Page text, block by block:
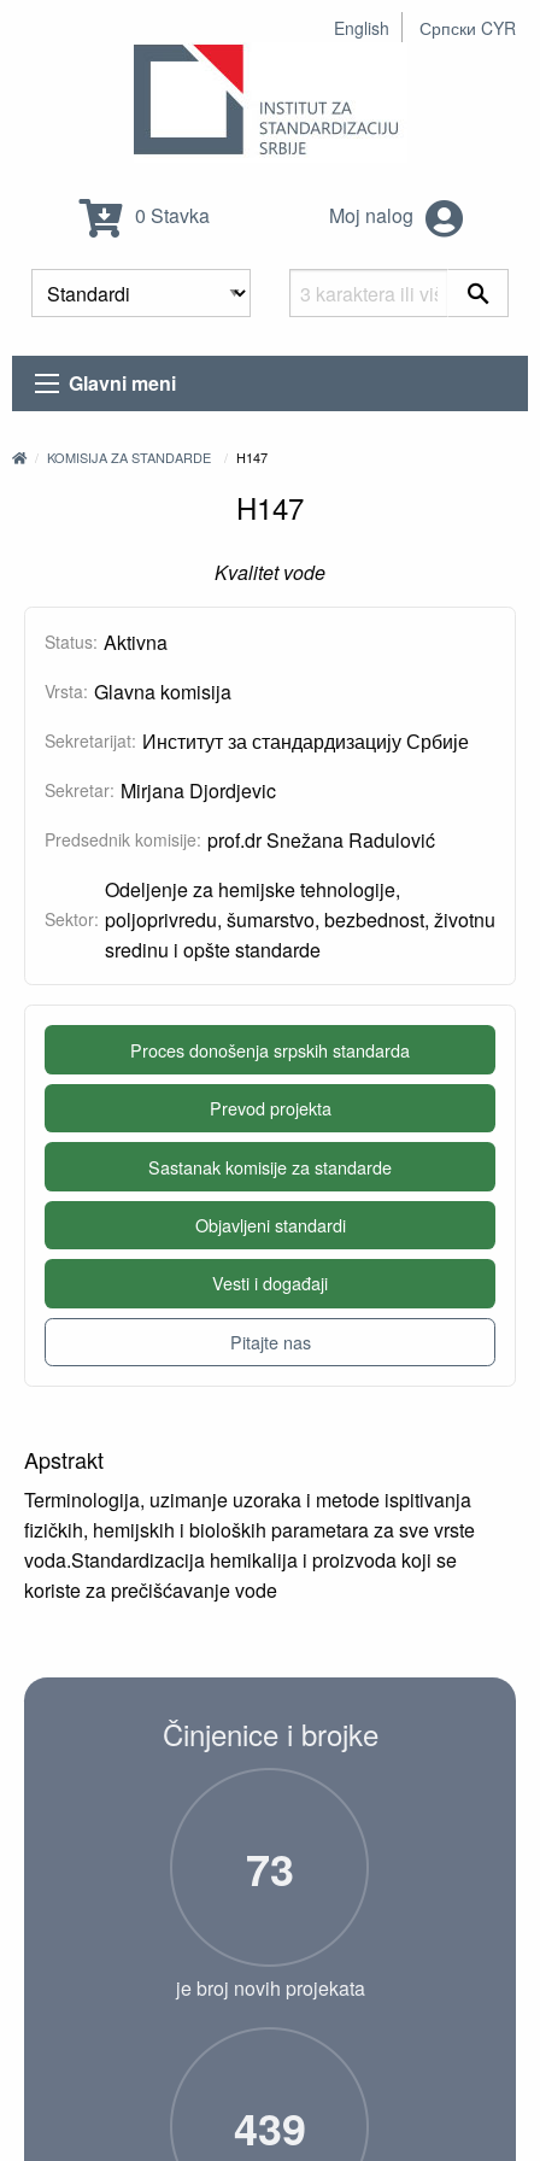
English Српски CYR
0 Stavka Moj nalog
Glavni meni
KOMISIJA ZA STANDARDE H147
H147
Kvalitet vode
Status: Aktivna
Vrsta: Glavna komisija
Sekretarijat: Институт за стандардизацију Србије
Sekretar: Mirjana Djordjevic
Predsednik komisije: prof.dr Snežana Radulović
Sektor:
Odeljenje za hemijske tehnologije,
poljoprivredu, šumarstvo, bezbednost, životnu
sredinu i opšte standarde
Proces donošenja srpskih standarda
Prevod projekta
Sastanak komisije za standarde
Objavljeni standardi
Vesti i događaji
Pitajte nas
Apstrakt
Terminologija, uzimanje uzoraka i metode ispitivanja
fizičkih, hemijskih i bioloških parametara za sve vrste
voda.Standardizacija hemikalija i proizvoda koji se
koriste za prečišćavanje vode
Činjenice i brojke
73
je broj novih projekata
439